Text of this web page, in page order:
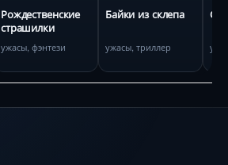
Рождественские
страшилки
ужасы, фэнтези
Байки из склепа
ужасы, триллер